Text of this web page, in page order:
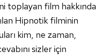
toplayan film hakkında
Hipnotik filminin
kim, ne zaman,
sizler için